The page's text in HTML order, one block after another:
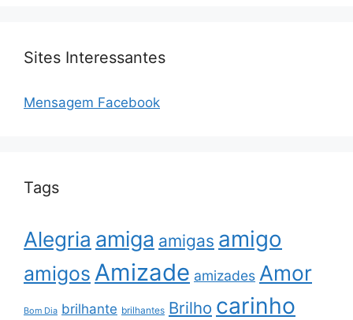
Sites Interessantes
Mensagem Facebook
Tags
Alegria amiga amigas amigo
amigos Amizade amizades Amor
Bom Dia brilhante brilhantes Brilho carinho